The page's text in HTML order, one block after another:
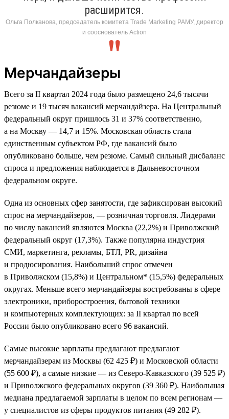
расширится.
Ольга Полканова, председатель комитета Trade Marketing РАМУ, директор
и сооснователь Action
Мерчандайзеры
Всего за II квартал 2024 года было размещено 24,6 тысячи
резюме и 19 тысяч вакансий мерчандайзера. На Центральный
федеральный округ пришлось 31 и 37% соответственно,
а на Москву — 14,7 и 15%. Московская область стала
единственным субъектом РФ, где вакансий было
опубликовано больше, чем резюме. Самый сильный дисбаланс
спроса и предложения наблюдается в Дальневосточном
федеральном округе.
Одна из основных сфер занятости, где зафиксирован высокий
спрос на мерчандайзеров, — розничная торговля. Лидерами
по числу вакансий являются Москва (22,2%) и Приволжский
федеральный округ (17,3%). Также популярна индустрия
СМИ, маркетинга, рекламы, БТЛ, PR, дизайна
и продюсирования. Наибольший спрос отмечен
в Приволжском (15,8%) и Центральном* (15,5%) федеральных
округах. Меньше всего мерчандайзеры востребованы в сфере
электроники, приборостроения, бытовой техники
и компьютерных комплектующих: за II квартал по всей
России было опубликовано всего 96 вакансий.
Самые высокие зарплаты предлагают предлагают
мерчандайзерам из Москвы (62 425 ₽) и Московской области
(55 600 ₽), а самые низкие — из Северо-Кавказского (39 525 ₽)
и Приволжского федеральных округов (39 360 ₽). Наибольшая
медиана предлагаемой зарплаты в целом по всем регионам —
у специалистов из сферы продуктов питания (49 282 ₽).